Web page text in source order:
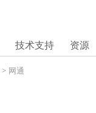
技术支持 资源
> 网通